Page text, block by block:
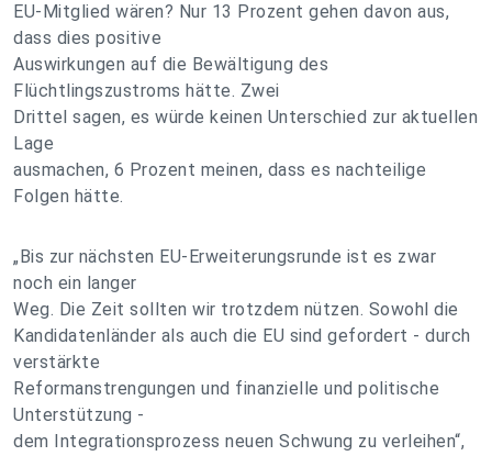
EU-Mitglied wären? Nur 13 Prozent gehen davon aus,
dass dies positive
Auswirkungen auf die Bewältigung des
Flüchtlingszustroms hätte. Zwei
Drittel sagen, es würde keinen Unterschied zur aktuellen
Lage
ausmachen, 6 Prozent meinen, dass es nachteilige
Folgen hätte.
„Bis zur nächsten EU-Erweiterungsrunde ist es zwar
noch ein langer
Weg. Die Zeit sollten wir trotzdem nützen. Sowohl die
Kandidatenländer als auch die EU sind gefordert - durch
verstärkte
Reformanstrengungen und finanzielle und politische
Unterstützung -
dem Integrationsprozess neuen Schwung zu verleihen“,